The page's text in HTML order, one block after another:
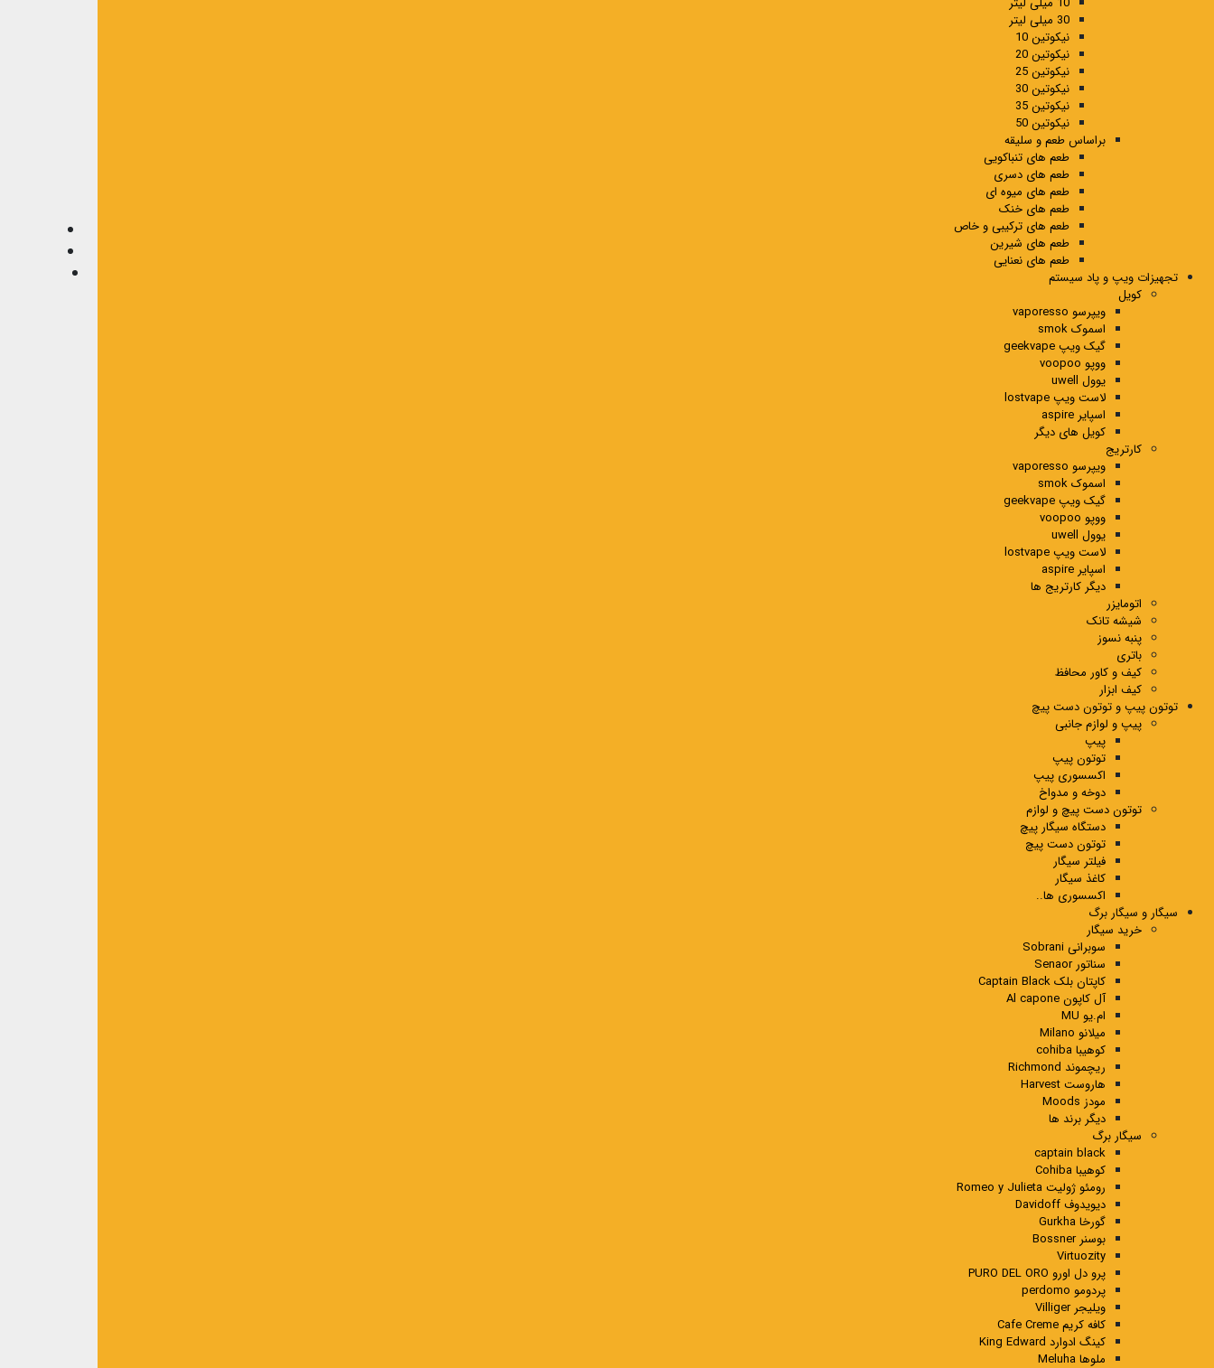
30 میلی لیتر
نیکوتین 10
نیکوتین 20
نیکوتین 25
نیکوتین 30
نیکوتین 35
نیکوتین 50
براساس طعم و سلیقه
طعم های تنباکویی
طعم های دسری
طعم های میوه ای
طعم های خنک
طعم های ترکیبی و خاص
طعم های شیرین
طعم های نعنایی
تجهیزات ویپ و پاد سیستم
کویل
ویپرسو vaporesso
اسموک smok
گیک ویپ geekvape
ووپو voopoo
یوول uwell
لاست ویپ lostvape
اسپایر aspire
کویل های دیگر
کارتریج
ویپرسو vaporesso
اسموک smok
گیک ویپ geekvape
ووپو voopoo
یوول uwell
لاست ویپ lostvape
اسپایر aspire
دیگر کارتریج ها
اتومایزر
شیشه تانک
پنبه نسوز
باتری
کیف و کاور محافظ
کیف ابزار
توتون پیپ و توتون دست پیچ
پیپ و لوازم جانبی
پیپ
توتون پیپ
اکسسوری پیپ
دوخه و مدواخ
توتون دست پیچ و لوازم
دستگاه سیگار پیچ
توتون دست پیچ
فیلتر سیگار
کاغذ سیگار
اکسسوری ها..
سیگار و سیگار برگ
خرید سیگار
سوبرانی Sobrani
سناتور Senaor
کاپتان بلک Captain Black
آل کاپون Al capone
ام.یو MU
میلانو Milano
کوهیبا cohiba
ریچموند Richmond
هاروست Harvest
مودز Moods
دیگر برند ها
سیگار برگ
captain black
کوهیبا Cohiba
رومئو ژولیت Romeo y Julieta
دیویدوف Davidoff
گورخا Gurkha
بوسنر Bossner
Virtuozity
پرو دل اورو PURO DEL ORO
پردومو perdomo
ویلیجر Villiger
کافه کریم Cafe Creme
کینگ ادوارد King Edward
ملوها Meluha